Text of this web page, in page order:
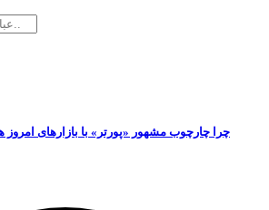
چرا چارچوب مشهور «پورتر» با بازارهای